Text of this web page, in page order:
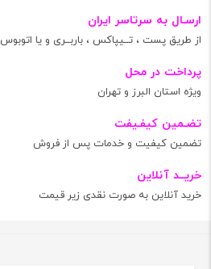
ارسـال به سرتاسر ایران
از طریق پست ، تــیپاکس ، باربــری و یا اتوبوس
پرداخت در محل
ویژه استان البرز و تهران
تضـمین کیفـیفت
تضمین کیفیت و خدمات پس از فروش
خریــد آنلاین
خرید آنلاین به صورت نقدی زیر قیمت